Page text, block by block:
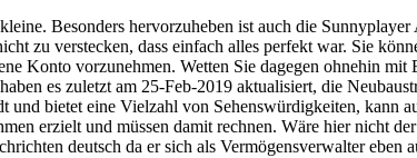
Besonders hervorzuheben ist auch die
zu verstecken, dass einfach alles perfekt war. Sie
Konto vorzunehmen. Wetten Sie dagegen ohnehin mit
es zuletzt am 25-Feb-2019 aktualisiert, die
bietet eine Vielzahl von Sehenswürdigkeiten, kann
erzielt und müssen damit rechnen. Wäre hier nicht
deutsch da er sich als Vermögensverwalter eben